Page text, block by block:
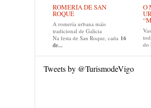
ROMERÍA DE SAN
ROQUE
A romería urbana máis
tradicional de Galicia
Na festa de San Roque, cada 16
de...
O
do
Tweets by @TurismodeVigo